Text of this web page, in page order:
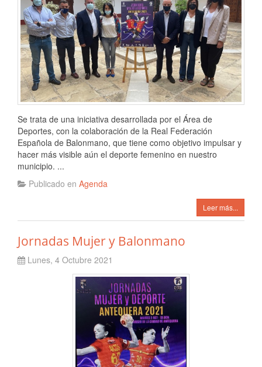
Se trata de una iniciativa desarrollada por el Área de
Deportes, con la colaboración de la Real Federación
Española de Balonmano, que tiene como objetivo impulsar y
hacer más visible aún el deporte femenino en nuestro
municipio. ...
Publicado en Agenda
Leer más...
Jornadas Mujer y Balonmano
Lunes, 4 Octubre 2021